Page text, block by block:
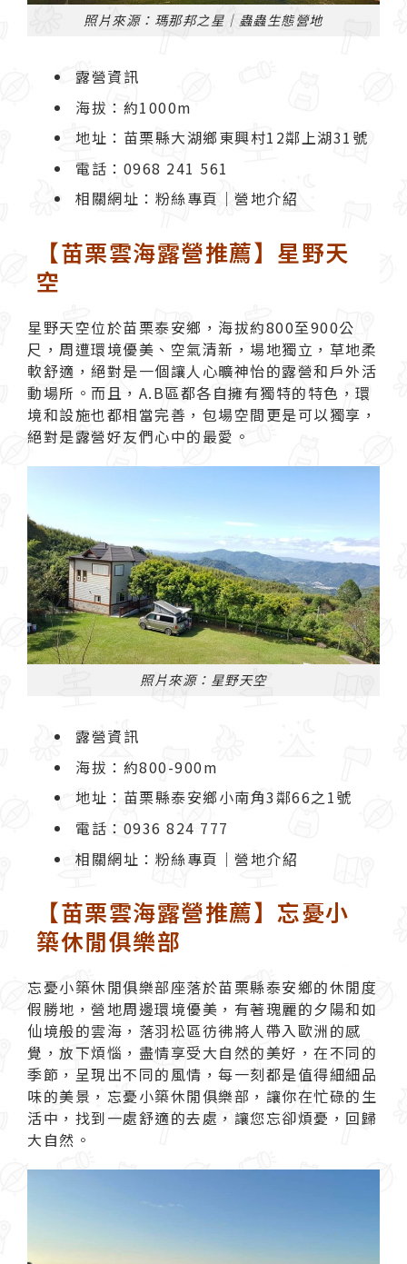
照片來源：瑪那邦之星｜蟲蟲生態營地
露營資訊
海拔：約1000m
地址：苗栗縣大湖鄉東興村12鄰上湖31號
電話：0968 241 561
相關網址： 粉絲專頁 ｜ 營地介紹
【苗栗雲海露營推薦】星野天
空
星野天空位於苗栗泰安鄉，海拔約800至900公
尺，周遭環境優美、空氣清新，場地獨立，草地柔
軟舒適，絕對是一個讓人心曠神怡的露營和戶外活
動場所。而且，A.B區都各自擁有獨特的特色，環
境和設施也都相當完善，包場空間更是可以獨享，
絕對是露營好友們心中的最愛。
照片來源：星野天空
露營資訊
海拔：約800-900m
地址：苗栗縣泰安鄉小南角3鄰66之1號
電話：0936 824 777
相關網址： 粉絲專頁 ｜ 營地介紹
【苗栗雲海露營推薦】忘憂小
築休閒俱樂部
忘憂小築休閒俱樂部座落於苗栗縣泰安鄉的休閒度
假勝地，營地周邊環境優美，有著瑰麗的夕陽和如
仙境般的雲海，落羽松區彷彿將人帶入歐洲的感
覺，放下煩惱，盡情享受大自然的美好，在不同的
季節，呈現出不同的風情，每一刻都是值得細細品
味的美景，忘憂小築休閒俱樂部，讓你在忙碌的生
活中，找到一處舒適的去處，讓您忘卻煩憂，回歸
大自然。